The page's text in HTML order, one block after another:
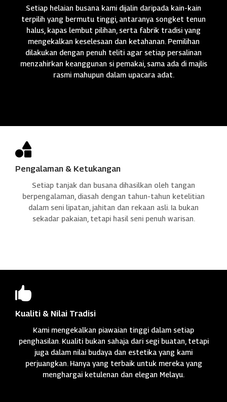
Setiap helaian busana kami dijalin daripada kain-kain
terpilih yang bermutu tinggi, antaranya songket tenun
halus, kapas lembut pilihan, serta fabrik tradisi yang
mengekalkan keselesaan dan ketahanan. Pemilihan
dilakukan dengan penuh teliti agar setiap persalinan
menzahirkan keanggunan si pemakai, sama ada di majlis
rasmi mahupun dalam upacara adat.

Pengalaman & Ketukangan
Setiap tanjak dan busana dihasilkan oleh tangan
berpengalaman, diasah dengan tahun-tahun ketelitian
dalam seni lipatan, jahitan dan rekaan asli. Ia bukan
sekadar pakaian, tetapi hasil seni penuh warisan.

Kualiti & Nilai Tradisi
Kami mengekalkan piawaian tinggi dalam setiap
penghasilan. Kualiti bukan sahaja dari segi buatan, tetapi
juga dalam nilai budaya dan estetika yang kami
perjuangkan. Hanya yang terbaik untuk mereka yang
menghargai ketulenan dan elegan Melayu.